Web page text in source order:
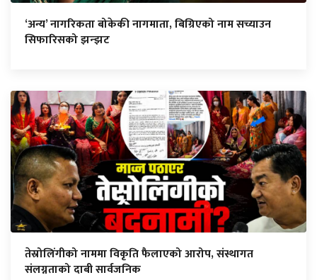
‘अन्य’ नागरिकता बोकेकी नागमाता, बिग्रिएको नाम सच्याउन
सिफारिसको झन्झट
तेस्रोलिंगीको नाममा विकृति फैलाएको आरोप, संस्थागत
संलग्नताको दाबी सार्वजनिक